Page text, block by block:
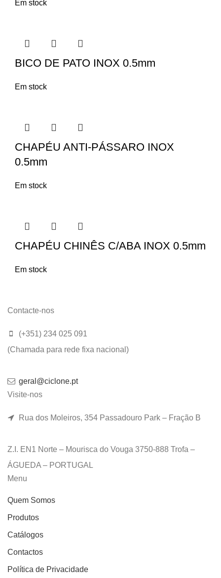
Em stock
BICO DE PATO INOX 0.5mm
Em stock
CHAPÉU ANTI-PÁSSARO INOX
0.5mm
Em stock
CHAPÉU CHINÊS C/ABA INOX 0.5mm
Em stock
Contacte-nos
(+351) 234 025 091
(Chamada para rede fixa nacional)
geral@ciclone.pt
Visite-nos
Rua dos Moleiros, 354 Passadouro Park – Fração B
Z.I. EN1 Norte – Mourisca do Vouga 3750-888 Trofa –
ÁGUEDA – PORTUGAL
Menu
Quem Somos
Produtos
Catálogos
Contactos
Política de Privacidade